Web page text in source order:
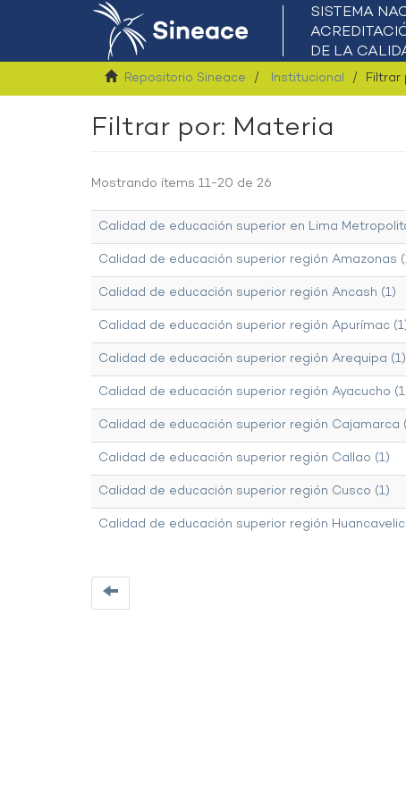
Repositorio Sineace Institucional Filtrar
Filtrar por: Materia
Mostrando ítems 11-20 de 26
Calidad de educación superior en Lima
Calidad de educación superior región Amazonas
Calidad de educación superior región Ancash (1)
Calidad de educación superior región Apurímac
Calidad de educación superior región Arequipa (1)
Calidad de educación superior región Ayacucho
Calidad de educación superior región Cajamarca
Calidad de educación superior región Callao (1)
Calidad de educación superior región Cusco (1)
Calidad de educación superior región